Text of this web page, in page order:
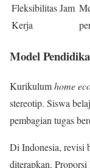
Fleksibilitas Jam
Kerja
Model
Kurikulumhome
stereotip. Siswa
pembagian tugas
Di Indonesia, revisi
diterapkan.